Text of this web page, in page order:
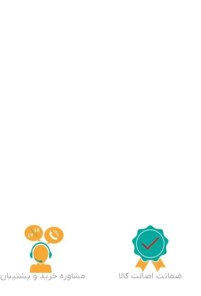
ضمانت اصالت کالا مشاوره خرید و پشتیبان